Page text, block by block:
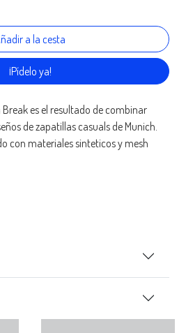
¡Pídelo ya!
es el resultado de combinar
de zapatillas casuals de Munich.
con materiales sinteticos y mesh